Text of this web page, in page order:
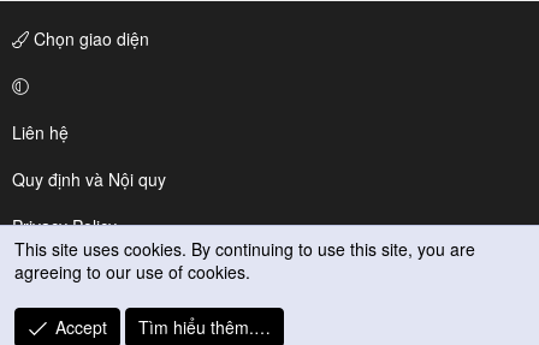
Chọn giao diện
Liên hệ
Quy định và Nội quy
Privacy Policy
Trợ giúp
R
This site uses cookies. By continuing to use this site, you are
agreeing to our use of cookies.
Accept Tìm hiểu thêm.…